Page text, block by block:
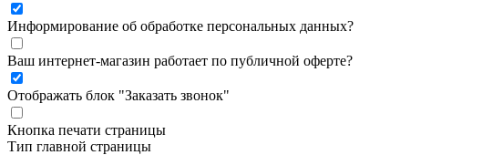
Информирование об обработке персональных данных?
Ваш интернет-магазин работает по публичной оферте?
Отображать блок "Заказать звонок"
Кнопка печати страницы
Тип главной страницы